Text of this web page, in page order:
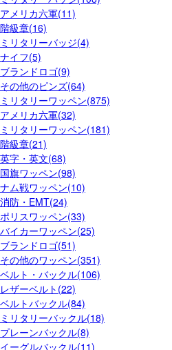
アメリカ六軍(11)
階級章(16)
ミリタリーバッジ(4)
ナイフ(5)
ブランドロゴ(9)
その他のピンズ(64)
ミリタリーワッペン(875)
アメリカ六軍(32)
ミリタリーワッペン(181)
階級章(21)
英字・英文(68)
国旗ワッペン(98)
ナム戦ワッペン(10)
消防・EMT(24)
ポリスワッペン(33)
バイカーワッペン(25)
ブランドロゴ(51)
その他のワッペン(351)
ベルト・バックル(106)
レザーベルト(22)
ベルトバックル(84)
ミリタリーバックル(18)
プレーンバックル(8)
イーグルバックル(11)